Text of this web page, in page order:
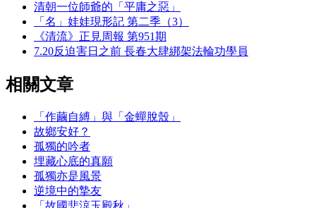
清朝一位師爺的「平庸之惡」
「名」娃娃現形記 第二季（3）
《清流》正見周報 第951期
7.20反迫害日之前 長春大肆綁架法輪功學員
相關文章
「作繭自縛」與「金蟬脫殼」
故鄉安好？
孤獨的吟者
埋藏心底的真願
孤獨亦是風景
逆境中的摯友
「故國悲涼玉殿秋」